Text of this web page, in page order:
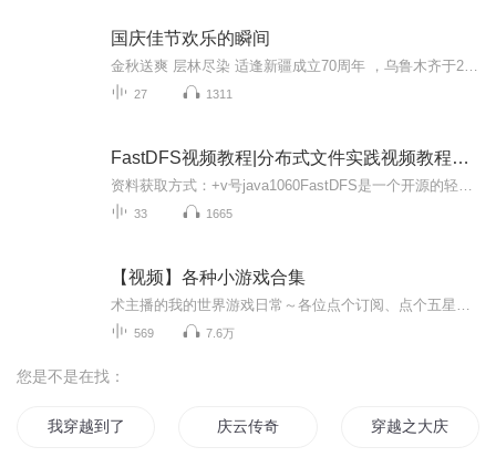
国庆佳节欢乐的瞬间
27 1311
FastDFS视频教程|分布式文件实践视频教程专题
33 1665
【视频】各种小游戏合集
569 7.6万
您是不是在找：
我穿越到了女频 庆云传奇 穿越之大庆帝国